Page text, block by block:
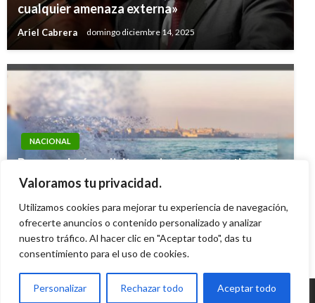
Valoramos tu privacidad.
Utilizamos cookies para mejorar tu experiencia de navegación,
ofrecerte anuncios o contenido personalizado y analizar
nuestro tráfico. Al hacer clic en "Aceptar todo", das tu
consentimiento para el uso de cookies.
Personalizar Rechazar todo Aceptar todo
cualquier amenaza externa»
Ariel Cabrera domingo diciembre 14, 2025
NACIONAL
Procuraduría solicita acciones preventivas en
siete departamentos ante posibles
Ariel Cabrera jueves enero 30, 2025
© Radio Santa Fe 1070 am